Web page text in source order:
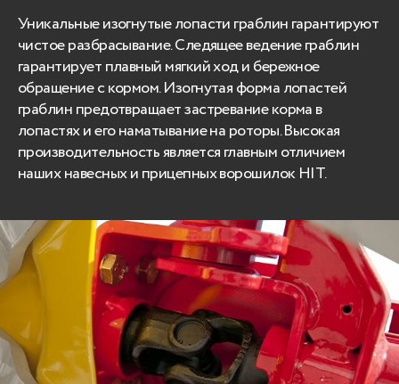
Уникальные изогнутые лопасти граблин гарантируют
чистое разбрасывание. Следящее ведение граблин
гарантирует плавный мягкий ход и бережное
обращение с кормом. Изогнутая форма лопастей
граблин предотвращает застревание корма в
лопастях и его наматывание на роторы. Высокая
производительность является главным отличием
наших навесных и прицепных ворошилок HIT.